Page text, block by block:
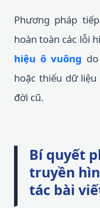
Phương pháp
hoàn toàn các lỗi
hiệu ô vuông
hoặc thiếu dữ
đời cũ.
Bí quyết
truyền
tác bài